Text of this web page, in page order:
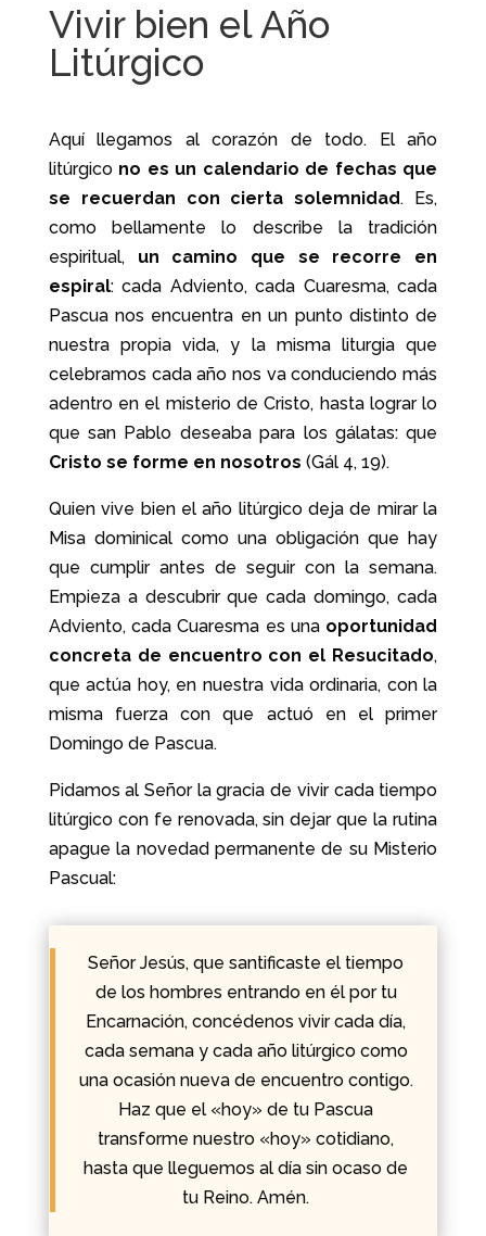
Vivir bien el Año
Litúrgico
Aquí llegamos al corazón de todo. El año
litúrgico no es un calendario de fechas que
se recuerdan con cierta solemnidad. Es,
como bellamente lo describe la tradición
espiritual, un camino que se recorre en
espiral: cada Adviento, cada Cuaresma, cada
Pascua nos encuentra en un punto distinto de
nuestra propia vida, y la misma liturgia que
celebramos cada año nos va conduciendo más
adentro en el misterio de Cristo, hasta lograr lo
que san Pablo deseaba para los gálatas: que
Cristo se forme en nosotros (Gál 4, 19).
Quien vive bien el año litúrgico deja de mirar la
Misa dominical como una obligación que hay
que cumplir antes de seguir con la semana.
Empieza a descubrir que cada domingo, cada
Adviento, cada Cuaresma es una oportunidad
concreta de encuentro con el Resucitado,
que actúa hoy, en nuestra vida ordinaria, con la
misma fuerza con que actuó en el primer
Domingo de Pascua.
Pidamos al Señor la gracia de vivir cada tiempo
litúrgico con fe renovada, sin dejar que la rutina
apague la novedad permanente de su Misterio
Pascual:
Señor Jesús, que santificaste el tiempo
de los hombres entrando en él por tu
Encarnación, concédenos vivir cada día,
cada semana y cada año litúrgico como
una ocasión nueva de encuentro contigo.
Haz que el «hoy» de tu Pascua
transforme nuestro «hoy» cotidiano,
hasta que lleguemos al día sin ocaso de
tu Reino. Amén.